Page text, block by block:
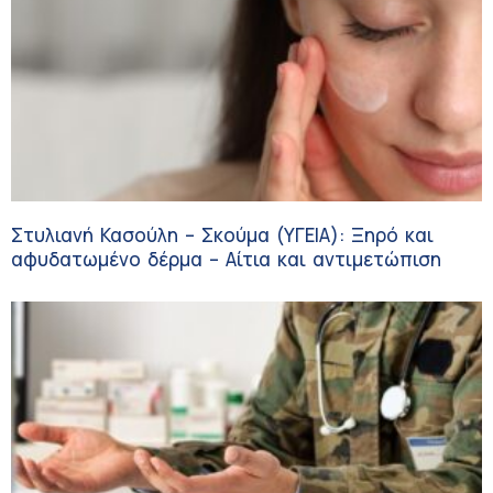
Στυλιανή Κασούλη – Σκούμα (ΥΓΕΙΑ): Ξηρό και
αφυδατωμένο δέρμα – Αίτια και αντιμετώπιση